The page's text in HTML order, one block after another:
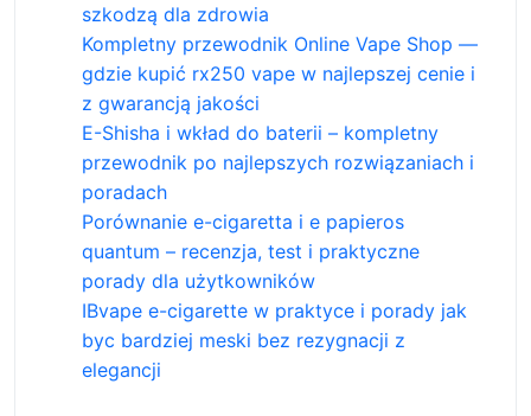
szkodzą dla zdrowia
Kompletny przewodnik Online Vape Shop —
gdzie kupić rx250 vape w najlepszej cenie i
z gwarancją jakości
E-Shisha i wkład do baterii – kompletny
przewodnik po najlepszych rozwiązaniach i
poradach
Porównanie e-cigaretta i e papieros
quantum – recenzja, test i praktyczne
porady dla użytkowników
IBvape e-cigarette w praktyce i porady jak
byc bardziej meski bez rezygnacji z
elegancji